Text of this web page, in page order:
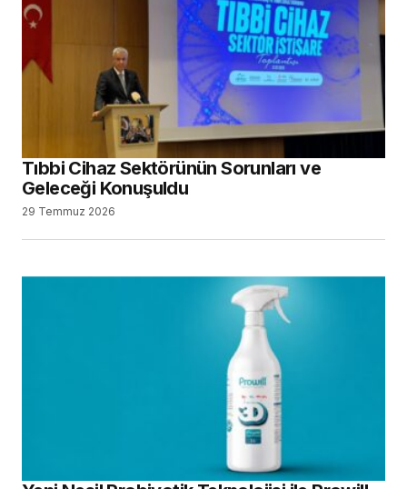
Tıbbi Cihaz Sektörünün Sorunları ve
Geleceği Konuşuldu
29 Temmuz 2026